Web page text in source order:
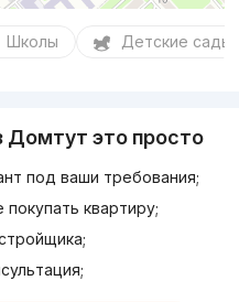
Школы Детские сады
Домтут это просто
под ваши требования;
квартиру;